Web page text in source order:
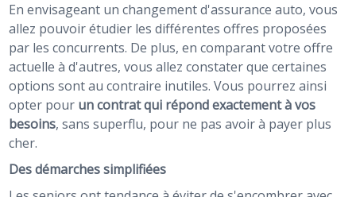
En envisageant un changement d'assurance auto, vous
allez pouvoir étudier les différentes offres proposées
par les concurrents. De plus, en comparant votre offre
actuelle à d'autres, vous allez constater que certaines
options sont au contraire inutiles. Vous pourrez ainsi
opter pour un contrat qui répond exactement à vos
besoins, sans superflu, pour ne pas avoir à payer plus
cher.
Des démarches simplifiées